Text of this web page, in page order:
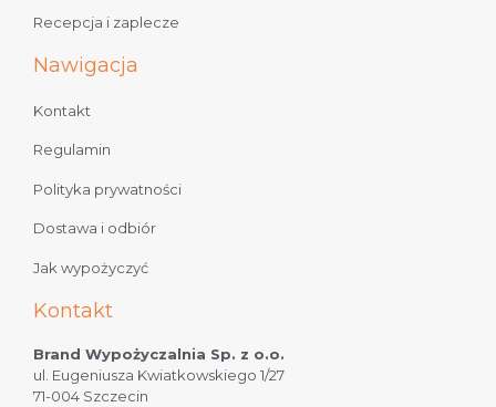
Recepcja i zaplecze
Nawigacja
Kontakt
Regulamin
Polityka prywatności
Dostawa i odbiór
Jak wypożyczyć
Kontakt
Brand Wypożyczalnia Sp. z o.o.
ul. Eugeniusza Kwiatkowskiego 1/27
71-004 Szczecin